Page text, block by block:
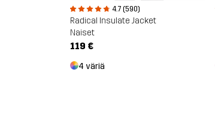
4.7 (590)
Radical Insulate Jacket
Naiset
119 €
4 väriä